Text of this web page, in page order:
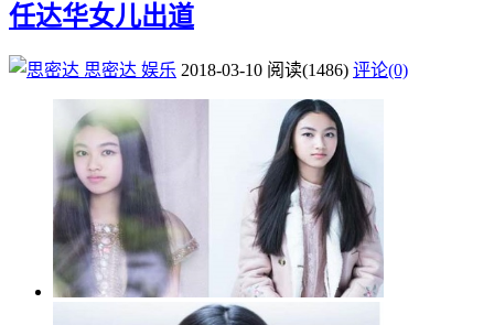
任达华女儿出道
思密达 娱乐 2018-03-10 阅读(1486) 评论(0)